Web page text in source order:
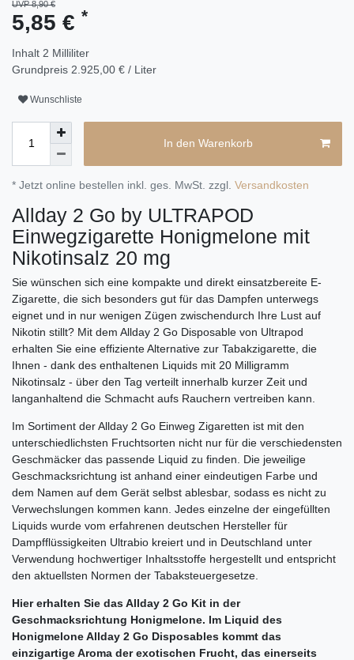
UVP 8,90 €
5,85 € *
Inhalt 2 Milliliter
Grundpreis 2.925,00 € / Liter
Wunschliste
In den Warenkorb
* Jetzt online bestellen inkl. ges. MwSt. zzgl. Versandkosten
Allday 2 Go by ULTRAPOD
Einwegzigarette Honigmelone mit
Nikotinsalz 20 mg
Sie wünschen sich eine kompakte und direkt einsatzbereite E-
Zigarette, die sich besonders gut für das Dampfen unterwegs
eignet und in nur wenigen Zügen zwischendurch Ihre Lust auf
Nikotin stillt? Mit dem Allday 2 Go Disposable von Ultrapod
erhalten Sie eine effiziente Alternative zur Tabakzigarette, die
Ihnen - dank des enthaltenen Liquids mit 20 Milligramm
Nikotinsalz - über den Tag verteilt innerhalb kurzer Zeit und
langanhaltend die Schmacht aufs Rauchern vertreiben kann.
Im Sortiment der Allday 2 Go Einweg Zigaretten ist mit den
unterschiedlichsten Fruchtsorten nicht nur für die verschiedensten
Geschmäcker das passende Liquid zu finden. Die jeweilige
Geschmacksrichtung ist anhand einer eindeutigen Farbe und
dem Namen auf dem Gerät selbst ablesbar, sodass es nicht zu
Verwechslungen kommen kann. Jedes einzelne der eingefüllten
Liquids wurde vom erfahrenen deutschen Hersteller für
Dampfflüssigkeiten Ultrabio kreiert und in Deutschland unter
Verwendung hochwertiger Inhaltsstoffe hergestellt und entspricht
den aktuellsten Normen der Tabaksteuergesetze.
Hier erhalten Sie das Allday 2 Go Kit in der
Geschmacksrichtung Honigmelone. Im Liquid des
Honigmelone Allday 2 Go Disposables kommt das
einzigartige Aroma der exotischen Frucht, das einerseits